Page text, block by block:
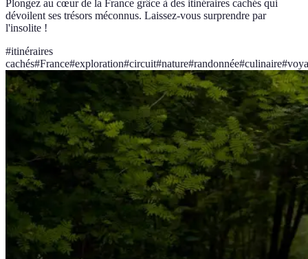
Plongez au cœur de la France grâce à des itinéraires cachés qui
dévoilent ses trésors méconnus. Laissez-vous surprendre par
l'insolite !
#itinéraires
cachés#France#exploration#circuit#nature#randonnée#culinaire#